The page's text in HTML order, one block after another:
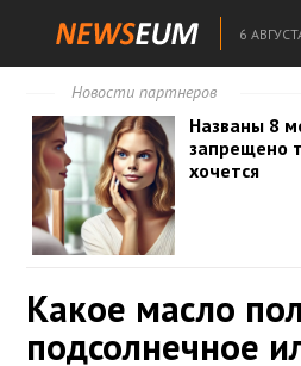
6
Новости партнеров
Названы 8
запрещено
хочется
Какое масло
подсолнечное